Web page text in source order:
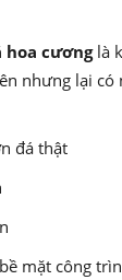
hoa cươnglà
nhưng lại
đá thật
mặt công